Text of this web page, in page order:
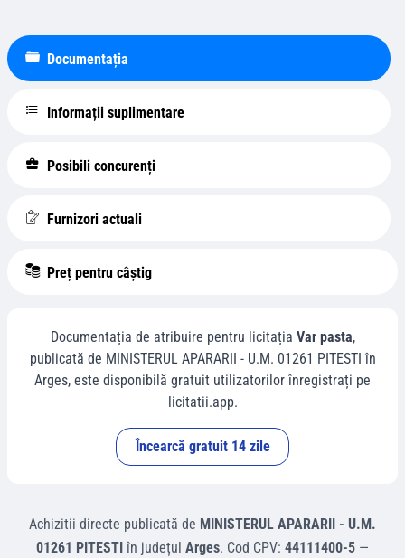
Documentația
Informații suplimentare
Posibili concurenți
Furnizori actuali
Preț pentru câștig
Documentația de atribuire pentru licitația Var pasta,
publicată de MINISTERUL APARARII - U.M. 01261 PITESTI în
Arges, este disponibilă gratuit utilizatorilor înregistrați pe
licitatii.app.
Încearcă gratuit 14 zile
Achizitii directe publicată de MINISTERUL APARARII - U.M.
01261 PITESTI în județul Arges. Cod CPV: 44111400-5 —